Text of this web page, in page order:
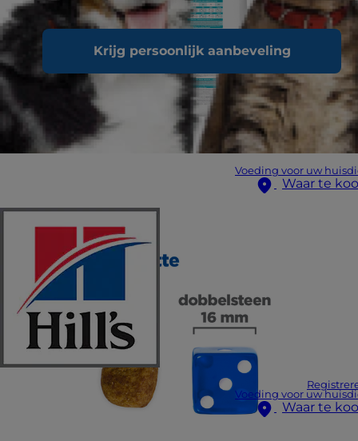
Krijg persoonlijk aanbeveling
Voeding voor uw
Waar te
Voeding voor uw
Waar te